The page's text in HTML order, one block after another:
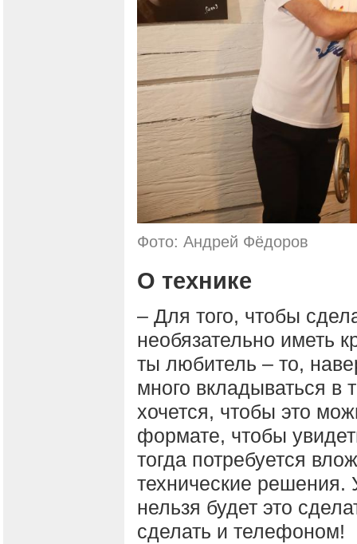
Фото: Андрей Фёдоров
О технике
– Для того, чтобы
необязательно иметь
ты любитель – то,
много вкладываться в
хочется, чтобы это
формате, чтобы
тогда потребуется
технические
нельзя будет это
сделать и телефоном!